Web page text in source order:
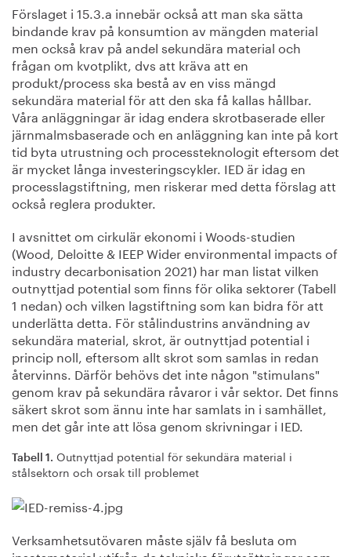
Förslaget i 15.3.a innebär också att man ska sätta
bindande krav på konsumtion av mängden material
men också krav på andel sekundära material och
frågan om kvotplikt, dvs att kräva att en
produkt/process ska bestå av en viss mängd
sekundära material för att den ska få kallas hållbar.
Våra anläggningar är idag endera skrotbaserade eller
järnmalmsbaserade och en anläggning kan inte på kort
tid byta utrustning och processteknologit eftersom det
är mycket långa investeringscykler. IED är idag en
processlagstiftning, men riskerar med detta förslag att
också reglera produkter.
I avsnittet om cirkulär ekonomi i Woods-studien
(Wood, Deloitte & IEEP Wider environmental impacts of
industry decarbonisation 2021) har man listat vilken
outnyttjad potential som finns för olika sektorer (Tabell
1 nedan) och vilken lagstiftning som kan bidra för att
underlätta detta. För stålindustrins användning av
sekundära material, skrot, är outnyttjad potential i
princip noll, eftersom allt skrot som samlas in redan
återvinns. Därför behövs det inte någon "stimulans"
genom krav på sekundära råvaror i vår sektor. Det finns
säkert skrot som ännu inte har samlats in i samhället,
men det går inte att lösa genom skrivningar i IED.
Tabell 1. Outnyttjad potential för sekundära material i
stålsektorn och orsak till problemet
Verksamhetsutövaren måste själv få besluta om